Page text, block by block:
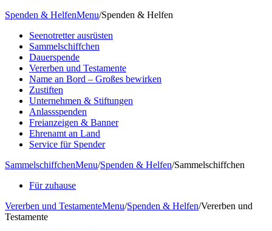
Spenden & HelfenMenu/Spenden & Helfen
Seenotretter ausrüsten
Sammelschiffchen
Dauerspende
Vererben und Testamente
Name an Bord – Großes bewirken
Zustiften
Unternehmen & Stiftungen
Anlassspenden
Freianzeigen & Banner
Ehrenamt an Land
Service für Spender
SammelschiffchenMenu/Spenden & Helfen/Sammelschiffchen
Für zuhause
Vererben und TestamenteMenu/Spenden & Helfen/Vererben und
Testamente